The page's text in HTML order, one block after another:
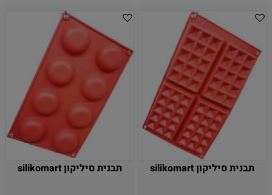
תבנית סיליקון silikomart תבנית סיליקון silikomart